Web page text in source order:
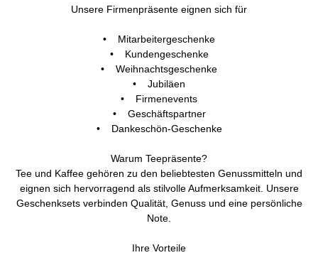
Unsere Firmenpräsente eignen sich für
• Mitarbeitergeschenke
• Kundengeschenke
• Weihnachtsgeschenke
• Jubiläen
• Firmenevents
• Geschäftspartner
• Dankeschön-Geschenke
Warum Teepräsente?
Tee und Kaffee gehören zu den beliebtesten Genussmitteln und
eignen sich hervorragend als stilvolle Aufmerksamkeit. Unsere
Geschenksets verbinden Qualität, Genuss und eine persönliche
Note.
Ihre Vorteile